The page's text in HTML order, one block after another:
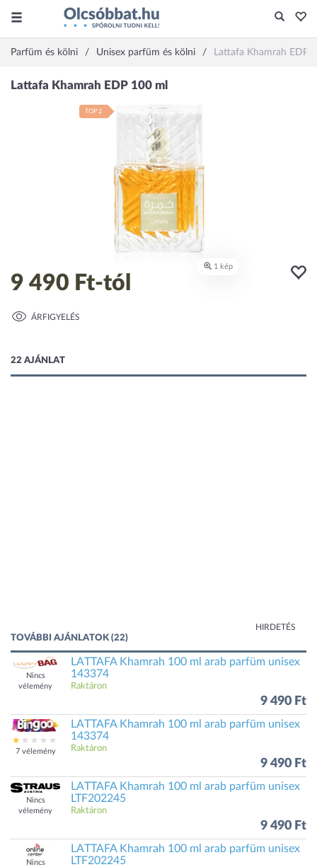
Parfüm és kölni Unisex parfüm és kölni Lattafa Khamrah EDP
9 490 Ft-tól
ÁRFIGYELÉS
22 AJÁNLAT
HIRDETÉS
TOVÁBBI AJÁNLATOK (22)
Nincs
vélemény
LATTAFA Khamrah 100 ml arab parfüm unisex
143374
Raktáron
9 490 Ft
7 vélemény
LATTAFA Khamrah 100 ml arab parfüm unisex
143374
Raktáron
9 490 Ft
Nincs
vélemény
LATTAFA Khamrah 100 ml arab parfüm unisex
LTF202245
Raktáron
9 490 Ft
Nincs
LATTAFA Khamrah 100 ml arab parfüm unisex
LTF202245